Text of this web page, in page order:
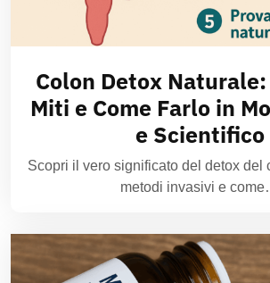
Colon Detox
Miti e Come Farlo in
e Scientifico
Scopri il vero significato del detox del
metodi invasivi e